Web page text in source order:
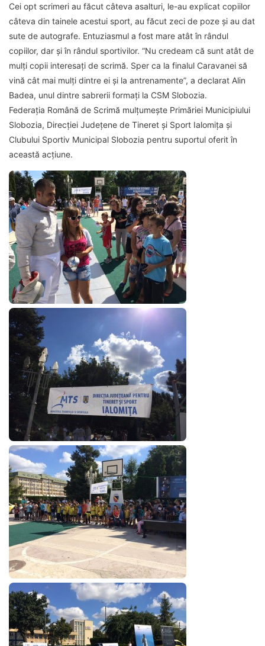
Cei opt scrimeri au făcut câteva asalturi, le-au explicat copiilor
câteva din tainele acestui sport, au făcut zeci de poze și au dat
sute de autografe. Entuziasmul a fost mare atât în rândul
copiilor, dar și în rândul sportivilor. “Nu credeam că sunt atât de
mulți copii interesați de scrimă. Sper ca la finalul Caravanei să
vină cât mai mulți dintre ei și la antrenamente”, a declarat Alin
Badea, unul dintre sabrerii formați la CSM Slobozia.
Federația Română de Scrimă mulțumește Primăriei Municipiului
Slobozia, Direcției Județene de Tineret și Sport Ialomița și
Clubului Sportiv Municipal Slobozia pentru suportul oferit în
această acțiune.